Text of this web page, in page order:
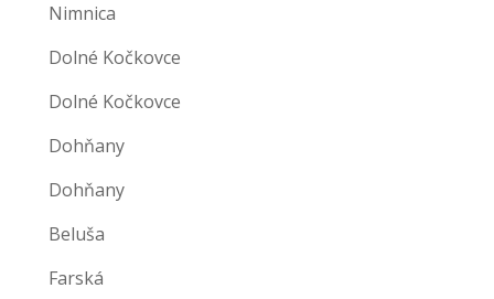
Nimnica
Dolné Kočkovce
Dolné Kočkovce
Dohňany
Dohňany
Beluša
Farská